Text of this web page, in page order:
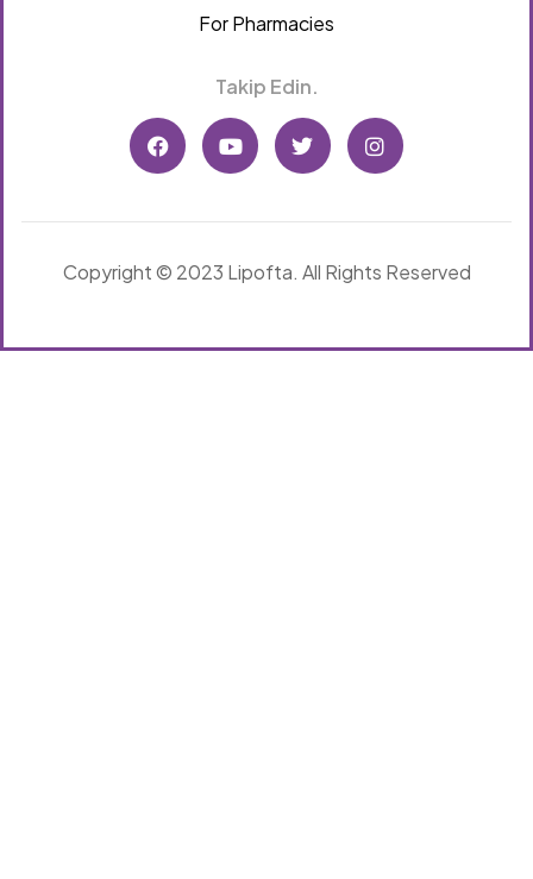
For Pharmacies
Takip Edin.
Copyright © 2023 Lipofta. All Rights Reserved